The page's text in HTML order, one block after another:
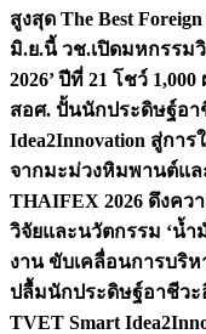
สูงสุด The Best
มิ.ย.นี้ วช.เปิดมหกรรมวิ
2026’ ปีที่ 21 โชว์
สอศ. ปั้นนักประดิษฐ์อา
Idea2Innovation สู่การ
จากมะม่วงหิมพานต์แล
THAIFEX 2026 ดึงคว
วิจัยและนวัตกรรม ‘น้ำ
งาน ขับเคลื่อนการบริ
ปลื้มนักประดิษฐ์อาชีวะ
TVET Smart